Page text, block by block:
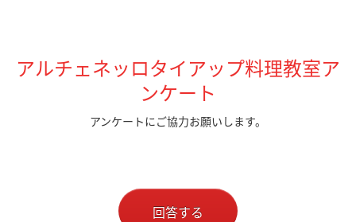
アルチェネッロタイアップ料理教室ア
ンケート
アンケートにご協力お願いします。
回答する